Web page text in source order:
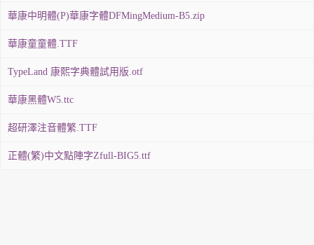
華康中明體(P)華康字體DFMingMedium-B5.zip
華康童童體.TTF
TypeLand 康熙字典體試用版.otf
華康黑體W5.ttc
超研澤注音體繁.TTF
正體(繁)中文點陣字Zfull-BIG5.ttf